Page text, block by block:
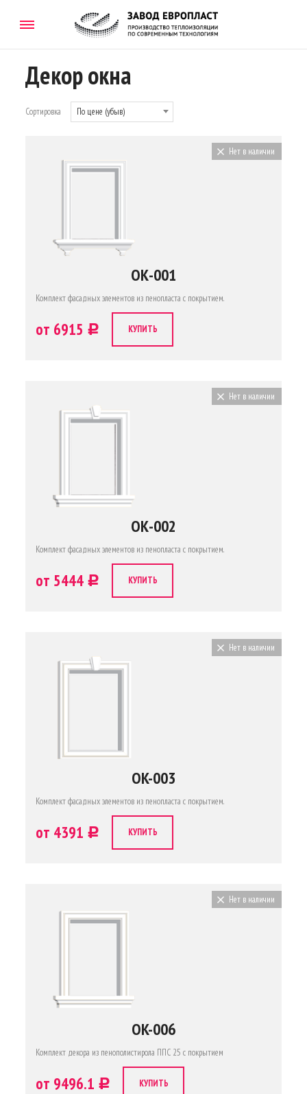
Декор окна
Сортировка По цене (убыв)
По цене (убыв)
Нет в наличии
ОК-001
Комплект фасадных элементов из пенопласта с покрытием.
от 6915 c КУПИТЬ
Нет в наличии
ОК-002
Комплект фасадных элементов из пенопласта с покрытием.
от 5444 c КУПИТЬ
Нет в наличии
OK-003
Комплект фасадных элементов из пенопласта с покрытием.
от 4391 c КУПИТЬ
Нет в наличии
OK-006
Комплект декора из пенополистирола ППС 25 с покрытием
от 9496.1 c КУПИТЬ